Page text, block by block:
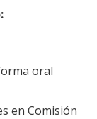
oral
en Comisión